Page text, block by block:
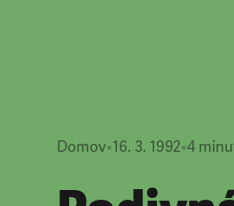
Domov•16. 3. 1992•4